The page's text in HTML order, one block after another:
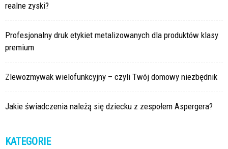
realne zyski?
Profesjonalny druk etykiet metalizowanych dla produktów klasy
premium
Zlewozmywak wielofunkcyjny – czyli Twój domowy niezbędnik
Jakie świadczenia należą się dziecku z zespołem Aspergera?
KATEGORIE